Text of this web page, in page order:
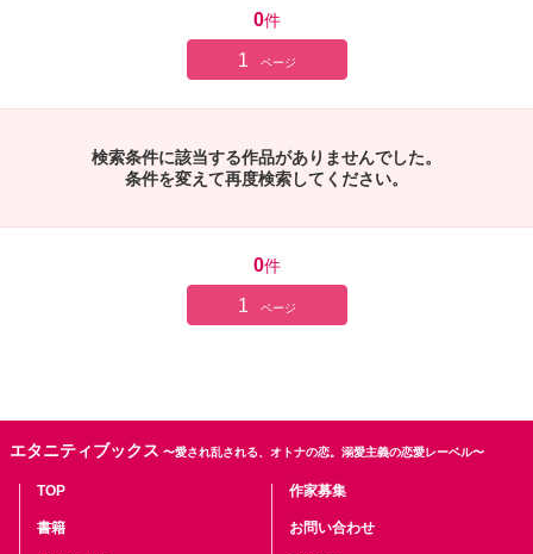
0件
1 ページ
検索条件に該当する作品がありませんでした。
条件を変えて再度検索してください。
0件
1 ページ
エタニティブックス 〜愛され乱される、オトナの恋。溺愛主義の恋愛レーベル〜
TOP
書籍
作家募集
お問い合わせ